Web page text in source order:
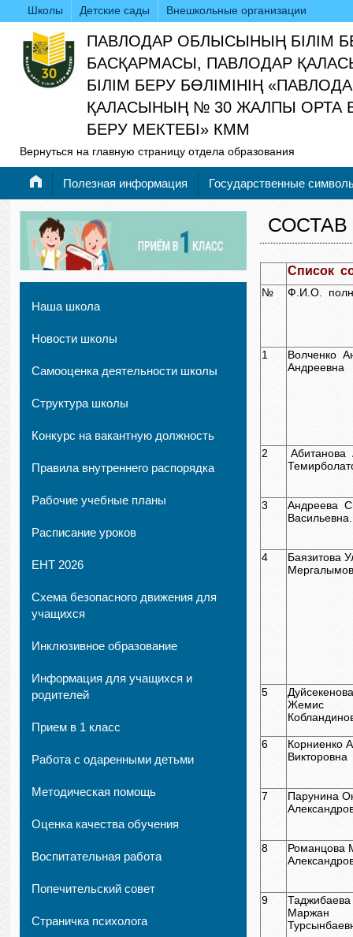
Школы Детские сады Внешкольные организации
ПАВЛОДАР ОБЛЫСЫНЫҢ БІЛІМ
БАСҚАРМАСЫ, ПАВЛОДАР
БІЛІМ БЕРУ БӨЛІМІНІҢ
ҚАЛАСЫНЫҢ № 30 ЖАЛПЫ ОРТА
БЕРУ МЕКТЕБІ» КММ
Вернуться на главную страницу отдела образования
Полезная информация Государственные
Наша школа
Новости школы
Самооценка деятельности школы
Структура школы
Конкурс на вакантную должность
Правила внутреннего распорядка
Рабочие учебные планы
Расписание уроков
ЕНТ 2026
Схема безопасного движения для
учащихся
Инклюзивное образование
Информация для учащихся и
родителей
Прием в 1 класс
Работа с одаренными детьми
Методическая помощь
Оценка качества обучения
Воспитательная работа
Попечительский совет
Страничка психолога
Список
№ Ф.И.О.
1
Волченко
Андреевна
2
3
Андреева
Васильевна.
4
Баязитова
5
Жемис
6
Корниенко
Викторовна
7
Парунина
8
Романцова
9
Таджибаева
Маржан